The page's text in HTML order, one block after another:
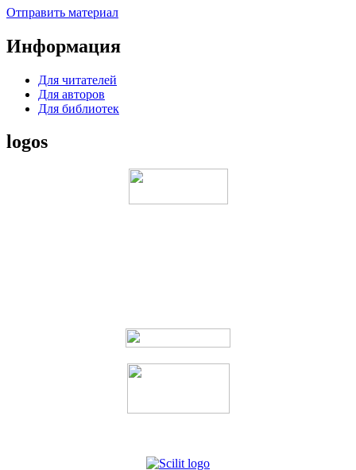
Отправить материал
Информация
Для читателей
Для авторов
Для библиотек
logos